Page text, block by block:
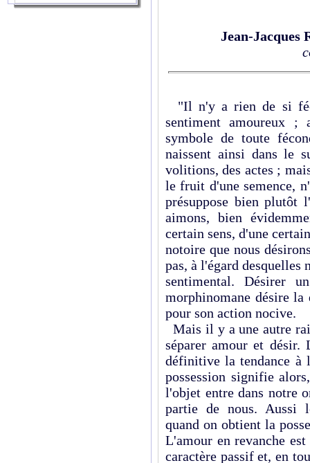
Jean-Jacques
"Il n'y a rien de si
sentiment amoureux
symbole de toute
naissent ainsi dans le
volitions, des actes ;
le fruit d'une semence,
présuppose bien plutôt
aimons, bien
certain sens, d'une
notoire que nous
pas, à l'égard
sentimental. Désirer
morphinomane désire
pour son action nocive.
Mais il y a une autre
séparer amour et désir.
définitive la tendance à
possession signifie
l'objet entre dans notre
partie de nous. Aussi
quand on obtient la
L'amour en revanche
caractère passif et, en